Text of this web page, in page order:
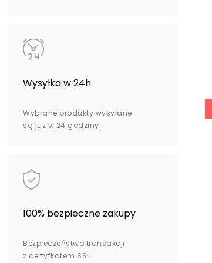
Wysyłka w 24h
Wybrane produkty wysyłane
są już w 24 godziny.
100% bezpieczne zakupy
Bezpieczeństwo transakcji
z certyfkatem SSL